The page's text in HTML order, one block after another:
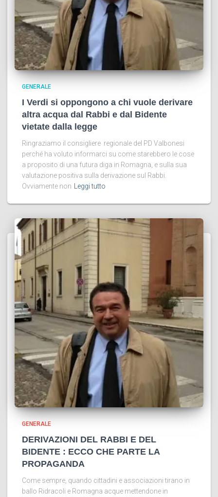
GENERALE
I Verdi si oppongono a chi vuole derivare
altra acqua dal Rabbi e dal Bidente
vietate dalla legge
Ringraziamo il consigliere regionale del PD Valbonesi
perché ha voluto informarci su come starebbero le cose
a proposito di una futura diga in Romagna, e sulla sua
valutazione positiva sulla derivazione sul Rabbi.
Ovviamente non
Leggi tutto
GENERALE
DERIVAZIONI DEL RABBI E DEL
BIDENTE : ECCO CHE PARTE LA
PROPAGANDA
Come sempre, quando cittadini e associazioni tirano in
ballo Ridracoli e Romagna acque mettendone in